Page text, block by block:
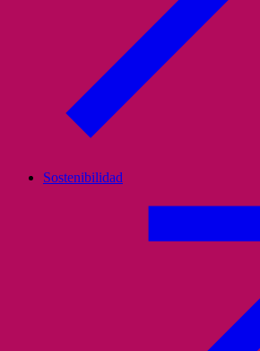
Sostenibilidad